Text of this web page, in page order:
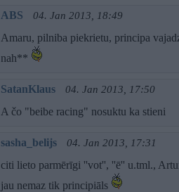
ABS 04. Jan 2013, 18:49
Amaru, pilniba piekrietu, principa
nah**
SatanKlaus 04. Jan 2013, 17:50
A čo "beibe racing" nosuktu ka stieni
sasha_belijs 04. Jan 2013, 17:31
citi lieto parmērīgi ''vot'', ''ē'' u.tml.,
jau nemaz tik principiāls